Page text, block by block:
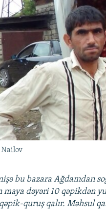
Nailov
bu bazara Ağdamdan
maya dəyəri 10 qəpikdən
quruş qalır. Məhsul